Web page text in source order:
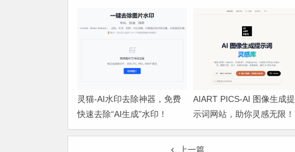
灵猫-AI水印去除神器，免费
快速去除“AI生成”水印！
AIART PICS-AI 图像生成提
示词网站，助你灵感无限！
上一篇